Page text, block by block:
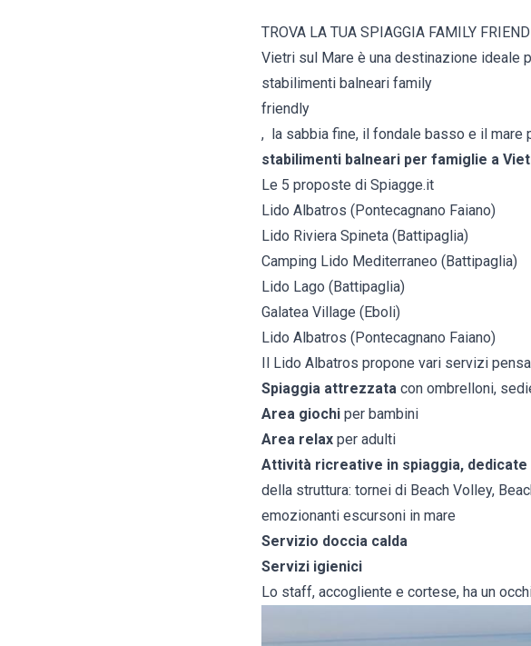
TROVA LA TUA SPIAGGIA FAMILY
Vietri sul Mare è una destinazione ideale
stabilimenti balneari family
friendly
, la sabbia fine, il fondale basso e il
stabilimenti balneari per famiglie a
Le 5 proposte di Spiagge.it
Lido Albatros (Pontecagnano Faiano)
Lido Riviera Spineta (Battipaglia)
Camping Lido Mediterraneo (Battipaglia)
Lido Lago (Battipaglia)
Galatea Village (Eboli)
Lido Albatros (Pontecagnano Faiano)
Il Lido Albatros propone vari servizi
Spiaggia attrezzata con ombrelloni,
Area giochi per bambini
Area relax per adulti
Attività ricreative in spiaggia, dedicate
della struttura: tornei di Beach Volley,
emozionanti escursoni in mare
Servizio doccia calda
Servizi igienici
Lo staff, accogliente e cortese, ha un